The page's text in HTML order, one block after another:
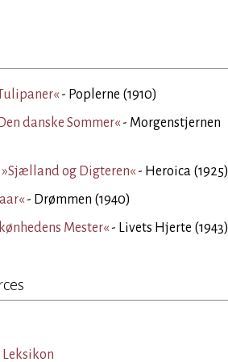
- Poplerne (1910)
danske Sommer«- Morgenstjernen
»Sjælland og Digteren«- Heroica (1925)
- Drømmen (1940)
Mester«- Livets Hjerte (1943)